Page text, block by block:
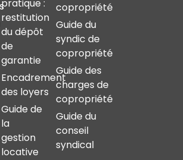
pratique :
restitution
du dépôt
de
garantie
Encadrement
des loyers
Guide de
la
gestion
locative
copropriété
Guide du
syndic de
copropriété
Guide des
charges de
copropriété
Guide du
conseil
syndical